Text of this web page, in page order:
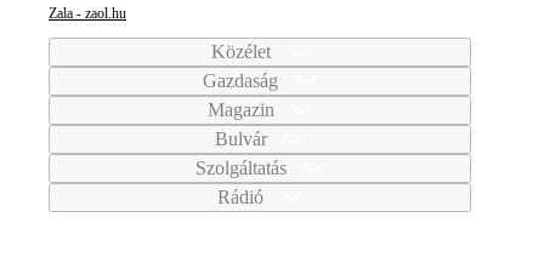
Zala - zaol.hu
Közélet
Gazdaság
Magazin
Bulvár
Szolgáltatás
Rádió